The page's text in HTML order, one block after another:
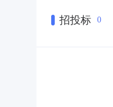
招投标 0